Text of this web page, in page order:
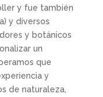
y fue también
y diversos
y botánicos
un
que
y
de naturaleza,